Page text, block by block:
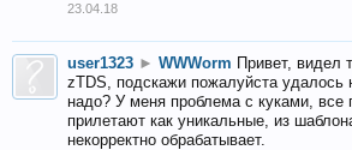
23.04.18
user1323 ► WWWorm Привет, видел
zTDS, подскажи пожалуйста удалось
надо? У меня проблема с куками, все
прилетают как уникальные, из
некорректно обрабатывает.